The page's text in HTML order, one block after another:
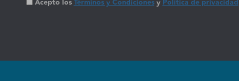
Acepto losTérminos y CondicionesyPolítica de privacidad